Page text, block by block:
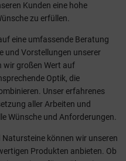
Kunden eine hohe
zu erfüllen.
eine umfassende Beratung
und Vorstellungen unserer
wir großen Wert auf
Optik, die
Unser erfahrenes
aller Arbeiten und
Wünsche und Anforderungen.
Natursteine können wir unseren
Produkten anbieten. Ob